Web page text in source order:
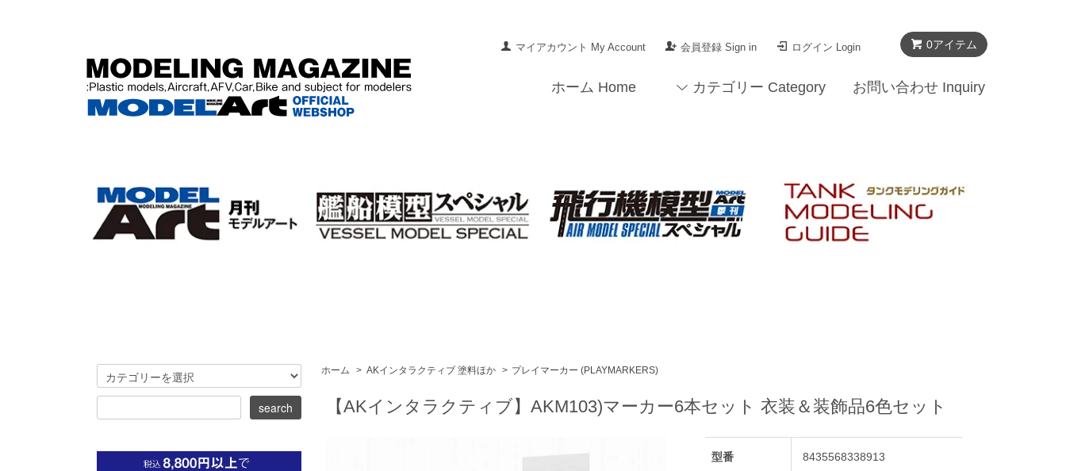
0アイテム
マイアカウント My Account 会員登録 Sign in ログイン Login
ホーム Home カテゴリー Category お問い合わせ Inquiry
ホーム > AKインタラクティブ 塗料ほか > プレイマーカー (PLAYMARKERS)
【AKインタラクティブ】AKM103)マーカー6本セット 衣装＆装飾品6色セット
型番 8435568338913